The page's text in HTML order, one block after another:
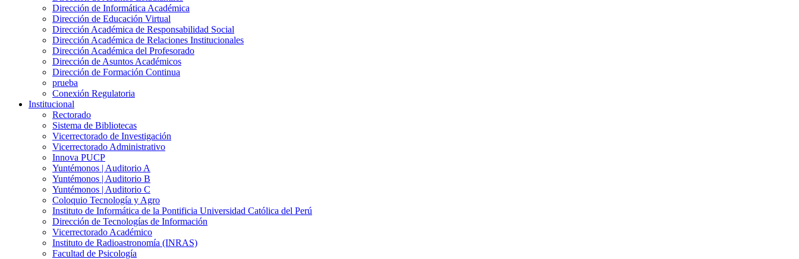
Dirección de Informática Académica
Dirección de Educación Virtual
Dirección Académica de Responsabilidad Social
Dirección Académica de Relaciones Institucionales
Dirección Académica del Profesorado
Dirección de Asuntos Académicos
Dirección de Formación Continua
prueba
Conexión Regulatoria
Institucional
Rectorado
Sistema de Bibliotecas
Vicerrectorado de Investigación
Vicerrectorado Administrativo
Innova PUCP
Yuntémonos | Auditorio A
Yuntémonos | Auditorio B
Yuntémonos | Auditorio C
Coloquio Tecnología y Agro
Instituto de Informática de la Pontificia Universidad Católica del Perú
Dirección de Tecnologías de Información
Vicerrectorado Académico
Instituto de Radioastronomía (INRAS)
Facultad de Psicología